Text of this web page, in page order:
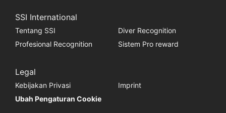
SSI International
Tentang SSI
Diver Recognition
Profesional Recognition
Sistem Pro reward
Legal
Kebijakan Privasi
Imprint
Ubah Pengaturan Cookie